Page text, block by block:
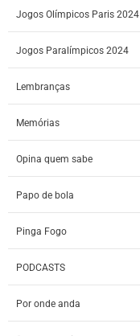
Jogos Olímpicos Paris 2024
Jogos Paralímpicos 2024
Lembranças
Memórias
Opina quem sabe
Papo de bola
Pinga Fogo
PODCASTS
Por onde anda